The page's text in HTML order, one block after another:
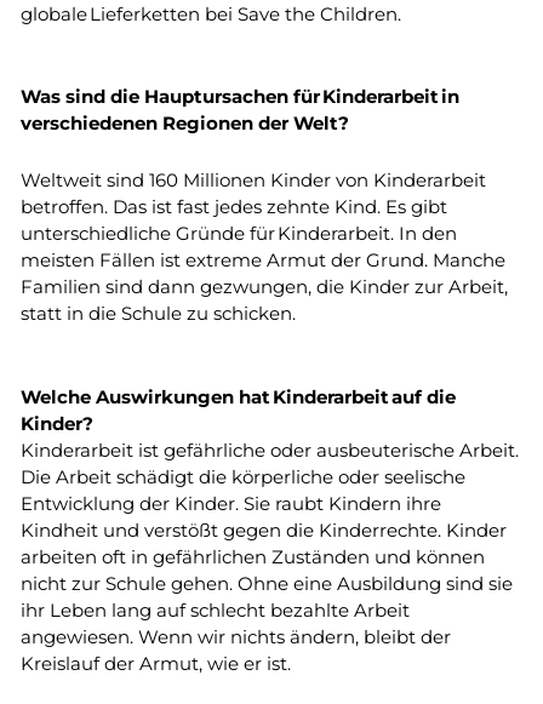
globale Lieferketten bei Save the Children.
Was sind die Hauptursachen für Kinderarbeit in
verschiedenen Regionen der Welt?
Weltweit sind 160 Millionen Kinder von Kinderarbeit
betroffen. Das ist fast jedes zehnte Kind. Es gibt
unterschiedliche Gründe für Kinderarbeit. In den
meisten Fällen ist extreme Armut der Grund. Manche
Familien sind dann gezwungen, die Kinder zur Arbeit,
statt in die Schule zu schicken.
Welche Auswirkungen hat Kinderarbeit auf die
Kinder?
Kinderarbeit ist gefährliche oderausbeuterische Arbeit.
Die Arbeit schädigt die körperliche oder seelische
Entwicklung der Kinder. Sie raubt Kindern ihre
Kindheit und verstößt gegen die Kinderrechte. Kinder
arbeiten oft in gefährlichen Zuständen und können
nicht zur Schule gehen. Ohne eine Ausbildung sind sie
ihr Leben lang auf schlecht bezahlte Arbeit
angewiesen. Wenn wir nichts ändern, bleibt der
Kreislaufder Armut, wie er ist.